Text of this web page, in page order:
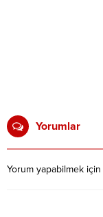
Yorumlar
Yorum yapabilmek için